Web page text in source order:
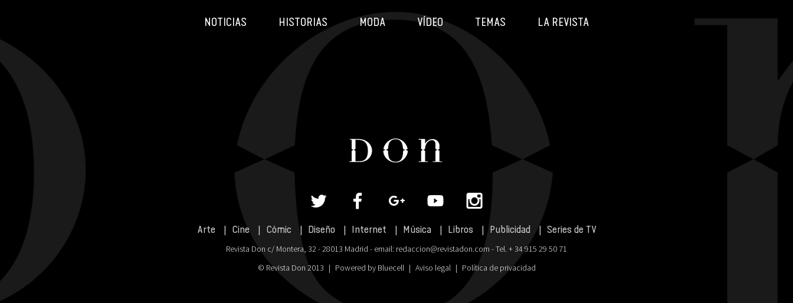
NOTICIAS HISTORIAS MODA VÍDEO TEMAS LA REVISTA
Arte Cine Cómic Diseño Internet Música Libros Publicidad Series de TV
Revista Don c/ Montera, 32 - 28013 Madrid - email: redaccion@revistadon.com - Tel. + 34 915 29 50 71
© Revista Don 2013 | Powered by Bluecell | Aviso legal | Política de privacidad